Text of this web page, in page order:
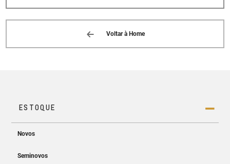
RODOVIA BR 482, 3.391 - SALA 01
BAIRRO: CENTRO GUACUI, ES 29560--000
(28) 3553-6222
(27) 3232-6000
Voltar à Home